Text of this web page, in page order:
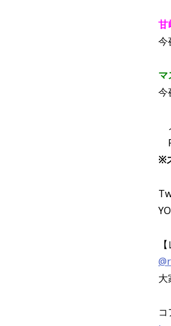
甘
今
今
※
大